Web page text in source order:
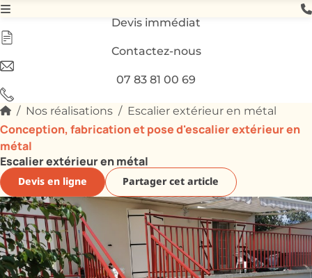
Devis immédiat
Contactez-nous
07 83 81 00 69
Nos réalisations Escalier extérieur en métal
Escalier extérieur en métal
Conception, fabrication et pose d'escalier extérieur en
métal
Devis en ligne Partager cet article